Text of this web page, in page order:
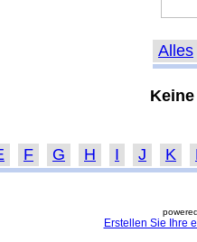
Alles
F G H I J K
Erstellen Sie Ihre